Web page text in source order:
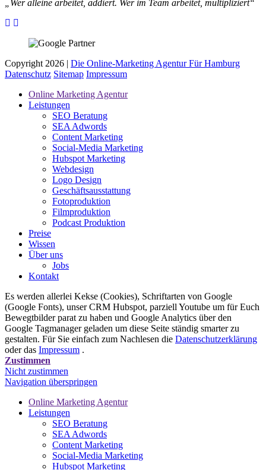
„Wer alleine arbeitet, addiert. Wer im Team arbeitet, multipliziert“
Copyright 2026 | Die Online-Marketing Agentur Für Hamburg
Datenschutz Sitemap Impressum
Online Marketing Agentur
Leistungen
SEO Beratung
SEA Adwords
Content Marketing
Social-Media Marketing
Hubspot Marketing
Webdesign
Logo Design
Geschäftsausstattung
Fotoproduktion
Filmproduktion
Podcast Produktion
Preise
Wissen
Über uns
Jobs
Kontakt
Es werden allerlei Kekse (Cookies), Schriftarten von Google
(Google Fonts), unser CRM Hubspot, parziell Youtube um für Euch
Bewegtbilder parat zu haben und Google Analytics über den
Google Tagmanager geladen um diese Seite ständig smarter zu
gestalten. Für Sie einfach zum Nachlesen die Datenschutzerklärung
oder das Impressum .
Zustimmen
Nicht zustimmen
Navigation überspringen
Online Marketing Agentur
Leistungen
SEO Beratung
SEA Adwords
Content Marketing
Social-Media Marketing
Hubspot Marketing